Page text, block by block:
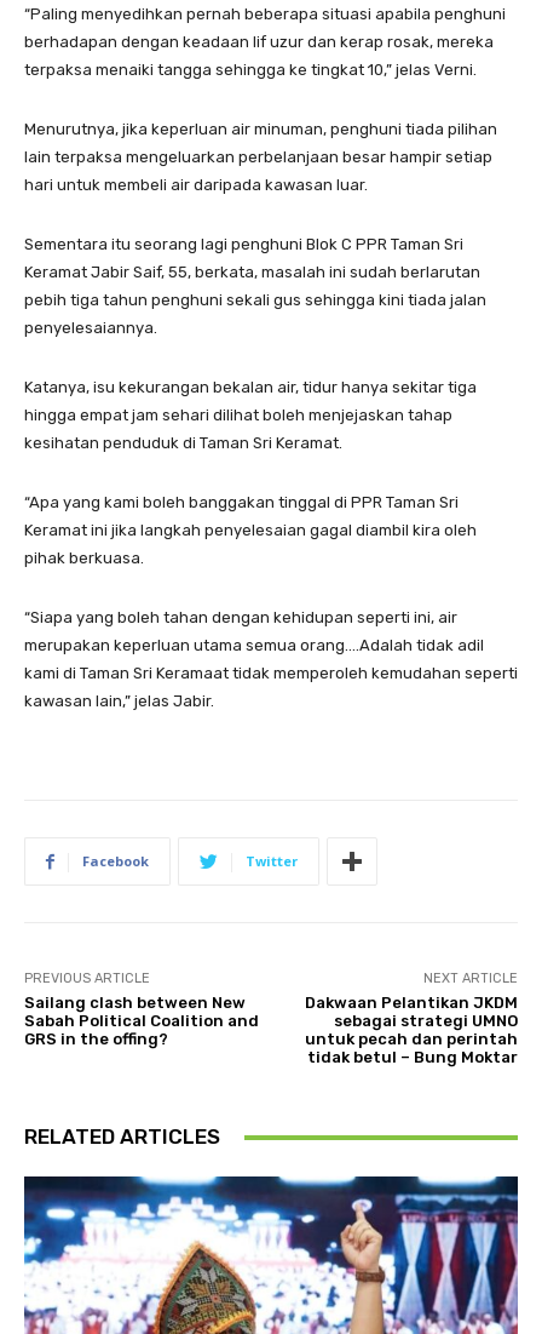
“Paling menyedihkan pernah beberapa situasi apabila penghuni
berhadapan dengan keadaan lif uzur dan kerap rosak, mereka
terpaksa menaiki tangga sehingga ke tingkat 10,” jelas Verni.
Menurutnya, jika keperluan air minuman, penghuni tiada pilihan
lain terpaksa mengeluarkan perbelanjaan besar hampir setiap
hari untuk membeli air daripada kawasan luar.
Sementara itu seorang lagi penghuni Blok C PPR Taman Sri
Keramat Jabir Saif, 55, berkata, masalah ini sudah berlarutan
pebih tiga tahun penghuni sekali gus sehingga kini tiada jalan
penyelesaiannya.
Katanya, isu kekurangan bekalan air, tidur hanya sekitar tiga
hingga empat jam sehari dilihat boleh menjejaskan tahap
kesihatan penduduk di Taman Sri Keramat.
“Apa yang kami boleh banggakan tinggal di PPR Taman Sri
Keramat ini jika langkah penyelesaian gagal diambil kira oleh
pihak berkuasa.
“Siapa yang boleh tahan dengan kehidupan seperti ini, air
merupakan keperluan utama semua orang….Adalah tidak adil
kami di Taman Sri Keramaat tidak memperoleh kemudahan seperti
kawasan lain,” jelas Jabir.
Facebook Twitter
PREVIOUS ARTICLE
Sailang clash between New
Sabah Political Coalition and
GRS in the offing?
NEXT ARTICLE
Dakwaan Pelantikan JKDM
sebagai strategi UMNO
untuk pecah dan perintah
tidak betul – Bung Moktar
RELATED ARTICLES